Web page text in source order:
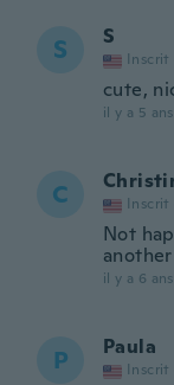
S S
Inscrit
cute,
il y a 5 ans
C Inscrit
Not
il y a 6 ans
P Paula
Inscrit